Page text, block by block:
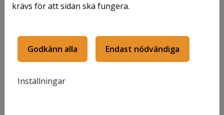
Felanmälan
När något är fel i lokalen, lägenheten eller i
Krambo.
krävs för att sidan ska fungera.
Godkänn alla Endast nödvändiga
Inställningar